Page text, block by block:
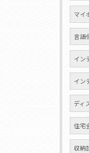
マイ
言語
イン
イン
ディ
住宅
収納